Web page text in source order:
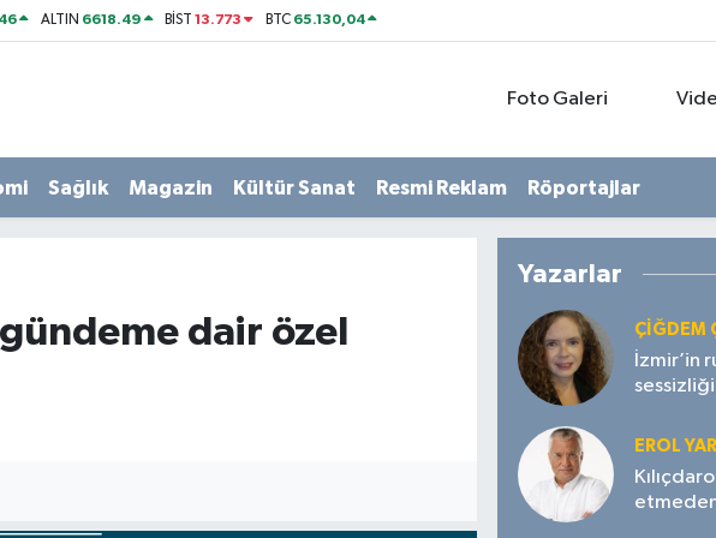
ALTIN 6618.49 BİST13.773 BTC 65.130,04
Foto Galeri
Sağlık Magazin Kültür Sanat Resmi Reklam Röportajlar
dair özel
Yazarlar
ÇIĞDEM
İzmir’in
sessizliği
EROL